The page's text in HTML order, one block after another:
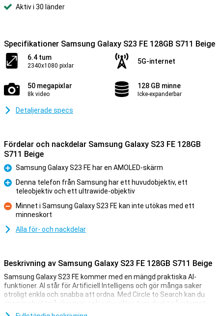
Aktiv i 30 länder
Specifikationer Samsung Galaxy S23 FE 128GB S711 Beige
6.4 tum
2340x1080 pixlar
5G-internet
50 megapixlar
8k video
128 GB minne
Icke-expanderbar
Detaljerade specs
Fördelar och nackdelar Samsung Galaxy S23 FE 128GB
S711 Beige
Fördelar
Samsung Galaxy S23 FE har en AMOLED-skärm
Fördelar
Denna telefon från Samsung har ett huvudobjektiv, ett
teleobjektiv och ett ultrawide-objektiv
Nackdelar
Minnet i Samsung Galaxy S23 FE kan inte utökas med ett
minneskort
Alla för- och nackdelar
Beskrivning av Samsung Galaxy S23 FE 128GB S711 Beige
Samsung Galaxy S23 FE kommer med en mängd praktiska AI-
funktioner. AI står för Artificiell Intelligens och gör många saker
otroligt enkla och snabba att ordna. Med Circle to Search kan du
ringa in objekt på skärmen och söka efter dem direkt på internet.
Dessutom översätter Chat Assist automatiskt dina meddelanden